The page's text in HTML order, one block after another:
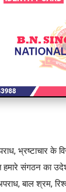
भ्रष्टाचार के
संगठन का
बाल श्रम,